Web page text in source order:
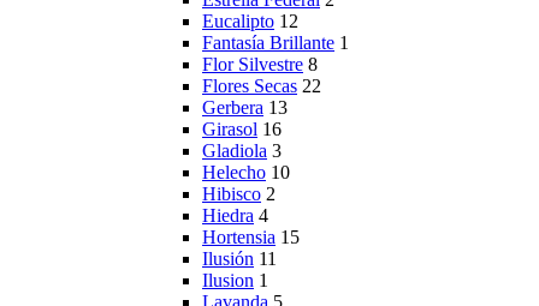
Eucalipto 12
Fantasía Brillante 1
Flor Silvestre 8
Flores Secas 22
Gerbera 13
Girasol 16
Gladiola 3
Helecho 10
Hibisco 2
Hiedra 4
Hortensia 15
Ilusión 11
Ilusion 1
Lavanda 5